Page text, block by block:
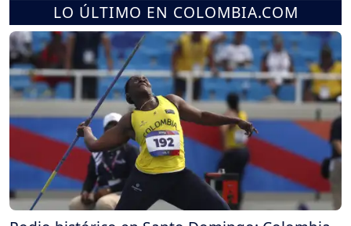
LO ÚLTIMO EN COLOMBIA.COM